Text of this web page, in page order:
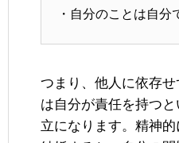
・自分のことは自
つまり、他人に依存
は自分が責任を持つ
立になります。精神